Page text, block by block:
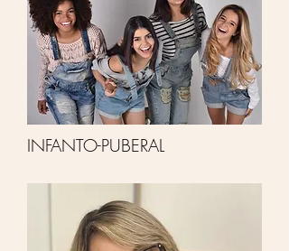
INFANTO-PUBERAL